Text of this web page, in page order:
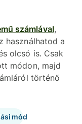
számlával,
használhatod a
olcsó is. Csak
módon, majd
történő
mód